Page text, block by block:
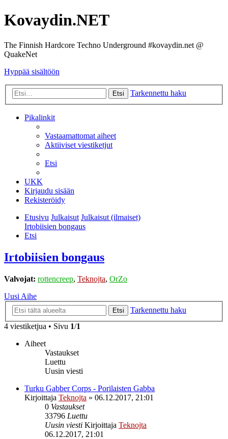
Kovaydin.NET
The Finnish Hardcore Techno Underground #kovaydin.net @
QuakeNet
Hyppää sisältöön
Etsi Tarkennettu haku
Pikalinkit
Vastaamattomat aiheet
Aktiiviset viestiketjut
Etsi
UKK
Kirjaudu sisään
Rekisteröidy
Etusivu Julkaisut Julkaisut (ilmaiset)
Irtobiisien bongaus
Etsi
Irtobiisien bongaus
Valvojat: rottencreep, Teknojta, OrZo
Uusi Aihe
Etsi
Tarkennettu haku
4 viestiketjua • Sivu 1/1
Aiheet
Vastaukset
Luettu
Uusin viesti
Turku Gabber Corps - Porilaisten Gabba
Kirjoittaja Teknojta » 06.12.2017, 21:01
0 Vastaukset
33796 Luettu
Uusin viesti Kirjoittaja Teknojta
06.12.2017, 21:01